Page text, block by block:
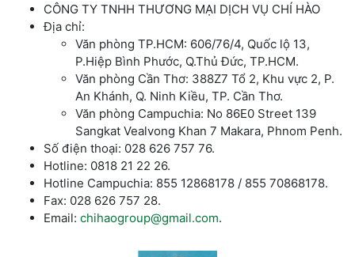
CÔNG TY TNHH THƯƠNG MẠI DỊCH VỤ CHÍ HÀO
Địa chỉ:
Văn phòng TP.HCM: 606/76/4, Quốc lộ 13,
P.Hiệp Bình Phước, Q.Thủ Đức, TP.HCM.
Văn phòng Cần Thơ: 388Z7 Tổ 2, Khu vực 2, P.
An Khánh, Q. Ninh Kiều, TP. Cần Thơ.
Văn phòng Campuchia: No 86E0 Street 139
Sangkat Vealvong Khan 7 Makara, Phnom Penh.
Số điện thoại: 028 626 757 76.
Hotline: 0818 21 22 26.
Hotline Campuchia: 855 12868178 / 855 70868178.
Fax: 028 626 757 28.
Email: chihaogroup@gmail.com.